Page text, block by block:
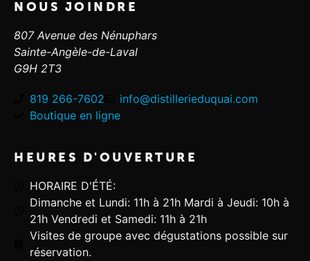
NOUS JOINDRE
807 Avenue des Nénuphars
Sainte-Angèle-de-Laval
G9H 2T3
819 266-7602
info@distillerieduquai.com
Boutique en ligne
HEURES D'OUVERTURE
HORAIRE D'ÉTÉ:
Dimanche et Lundi: 11h à 21h Mardi à Jeudi: 10h à
21h Vendredi et Samedi: 11h à 21h
Visites de groupe avec dégustations possible sur
réservation.